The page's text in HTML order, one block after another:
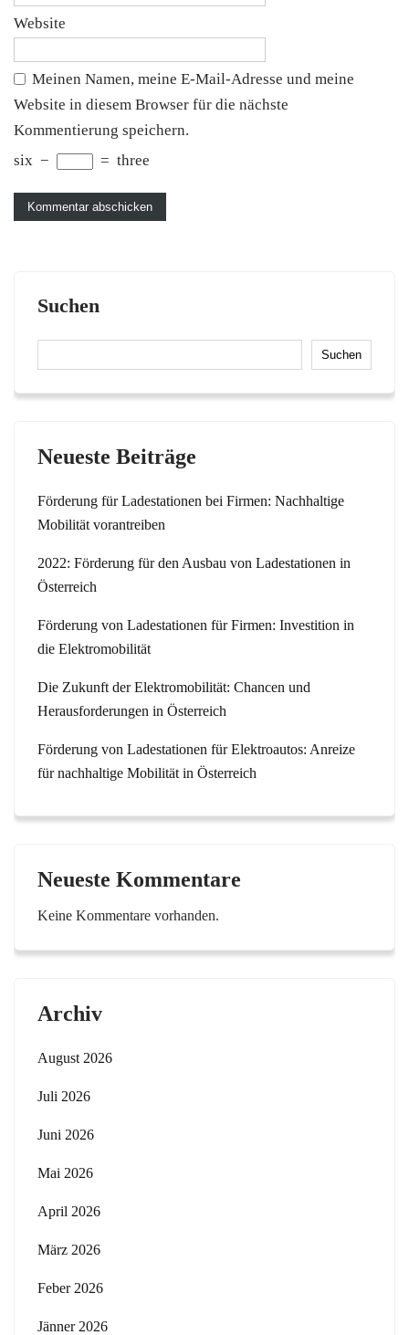
Website
Meinen Namen, meine E-Mail-Adresse und meine
Website in diesem Browser für die nächste
Kommentierung speichern.
six − = three
Suchen
Suchen
Neueste Beiträge
Förderung für Ladestationen bei Firmen: Nachhaltige
Mobilität vorantreiben
2022: Förderung für den Ausbau von Ladestationen in
Österreich
Förderung von Ladestationen für Firmen: Investition in
die Elektromobilität
Die Zukunft der Elektromobilität: Chancen und
Herausforderungen in Österreich
Förderung von Ladestationen für Elektroautos: Anreize
für nachhaltige Mobilität in Österreich
Neueste Kommentare
Keine Kommentare vorhanden.
Archiv
August 2026
Juli 2026
Juni 2026
Mai 2026
April 2026
März 2026
Feber 2026
Jänner 2026